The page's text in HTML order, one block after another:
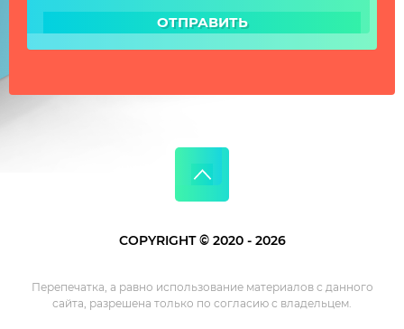
ОТПРАВИТЬ
COPYRIGHT © 2020 - 2026
Перепечатка, а равно использование материалов с данного
сайта, разрешена только по согласию с владельцем.